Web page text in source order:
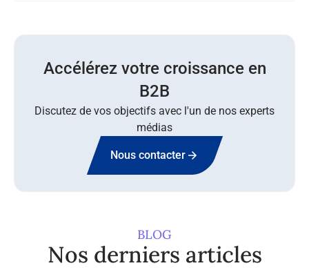
Accélérez votre croissance en
B2B
Discutez de vos objectifs avec l'un de nos experts
médias
Nous contacter
BLOG
Nos derniers articles